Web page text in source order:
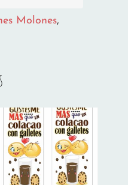
Molones,